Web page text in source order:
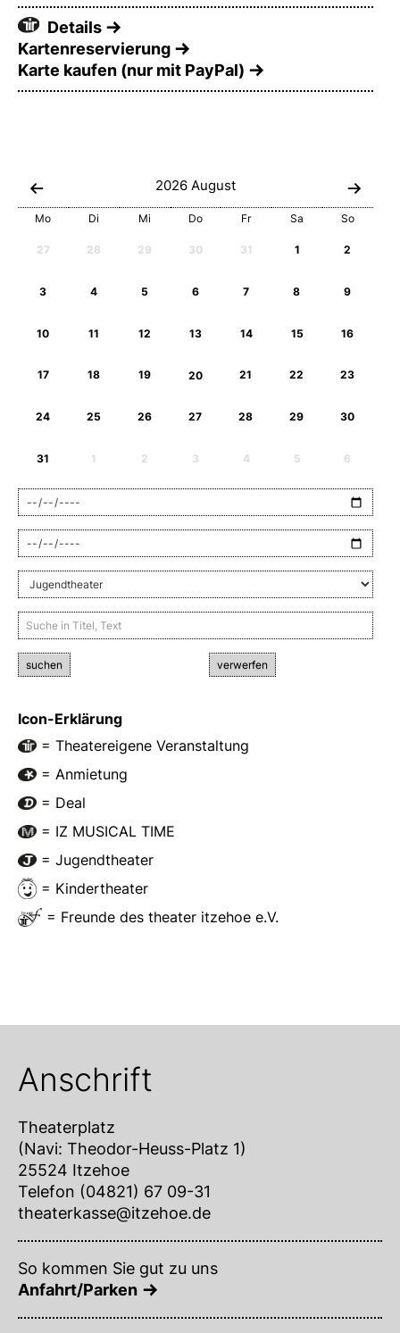
Details
Kartenreservierung
Karte kaufen (nur mit PayPal)
2026 August
Mo Di Mi Do Fr Sa So
27 28 29 30 31 1 2
3 4 5 6 7 8 9
10 11 12 13 14 15 16
17 18 19 20 21 22 23
24 25 26 27 28 29 30
31 1 2 3 4 5 6
suchen verwerfen
Icon-Erklärung
= Theatereigene Veranstaltung
= Anmietung
= Deal
= IZ MUSICAL TIME
= Jugendtheater
= Kindertheater
= Freunde des theater itzehoe e.V.
Anschrift
Theaterplatz
(Navi: Theodor-Heuss-Platz 1)
25524 Itzehoe
Telefon (04821) 67 09-31
theaterkasse@itzehoe.de
So kommen Sie gut zu uns
Anfahrt/Parken